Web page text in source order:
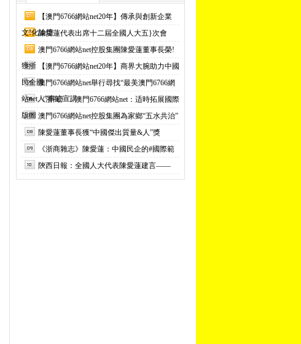
【澳門6766網站net20年】傳承與創新企業
文!化論壇陳愛蓮代表出席十二屆全國人大五}次會
澳門6766網站net控股集團陳愛蓮董事長榮!
獲浙
【澳門6766網站net20年】商界大腕助力中國
民企國.澳門6766網站net舉行尋找“最美澳門6766網
站net人”事迹宣講
《浙商》：澳門6766網站net：适時拓展國際
版圖 澳門6766網站net控股集團為家鄉“五水共治”
陳愛蓮董事長獲“中國傑出質量&人”獎
《浙商雜志》陳愛蓮：中國民企的#國際範
陝西日報：全國人大代表陳愛蓮建言——